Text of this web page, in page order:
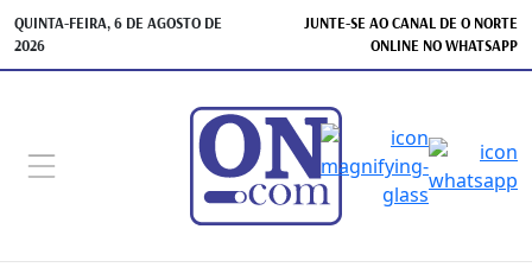
QUINTA-FEIRA, 6 DE AGOSTO DE
2026
JUNTE-SE AO CANAL DE O NORTE
ONLINE NO WHATSAPP